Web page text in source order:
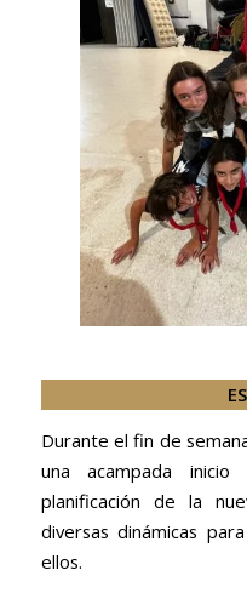
Durante el fin de
una acampada
planificación de la
diversas dinámicas
ellos.